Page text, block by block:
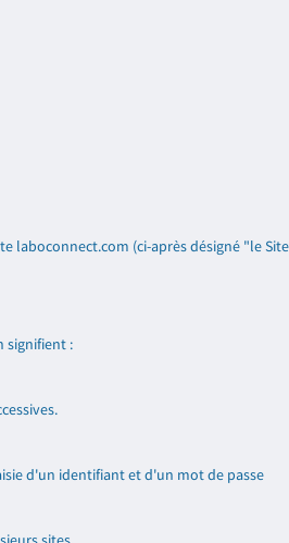
laboconnect.com (ci-après désigné "le
signifient :
d'un identifiant et d'un mot de passe